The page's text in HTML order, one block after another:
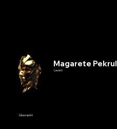
Übersicht
Magarete Pekrul
Level 0